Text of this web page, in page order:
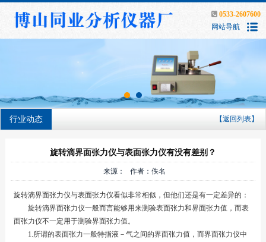
0533-2607600
网站导航
行业动态 【返回列表】
旋转滴界面张力仪与表面张力仪有没有差别？
来源： 作者：佚名
旋转滴界面张力仪与表面张力仪看似非常相似，但他们还是有一定差异的：
旋转滴界面张力仪一般而言能够用来测验表面张力和界面张力值，而表
面张力仪不一定用于测验界面张力值。
1.所谓的表面张力一般特指液－气之间的界面张力值，而界面张力仪中